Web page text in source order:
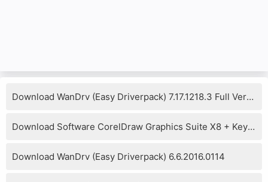
Download WanDrv (Easy Driverpack) 7.17.1218.3 Full Version
Download Software CorelDraw Graphics Suite X8 + Keygen
Download WanDrv (Easy Driverpack) 6.6.2016.0114